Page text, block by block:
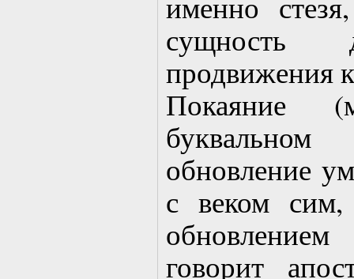
сущность
продвижения
Покаяние
обновление
с веком сим,
говорит